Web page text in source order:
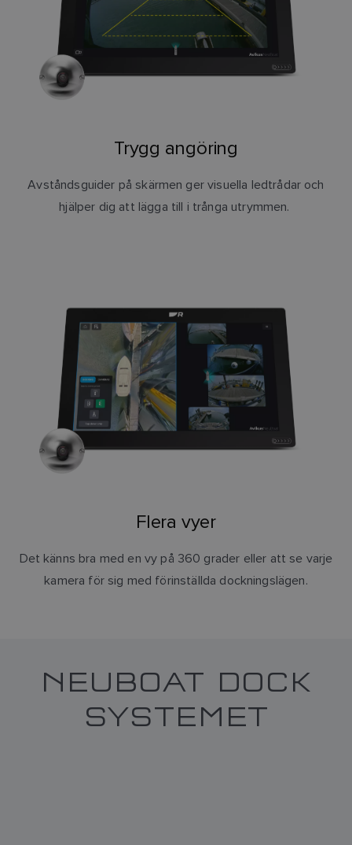
Trygg angöring
Avståndsguider på skärmen ger visuella ledtrådar och
hjälper dig att lägga till i trånga utrymmen.
Flera vyer
Det känns bra med en vy på 360 grader eller att se varje
kamera för sig med förinställda dockningslägen.
NEUBOAT DOCK
SYSTEMET